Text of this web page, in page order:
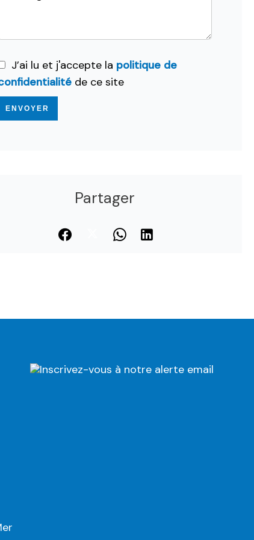
J’ai lu et j'accepte la politique de
de ce site
ENVOYER
Partager
Inscrivez-vous à notre alerte email